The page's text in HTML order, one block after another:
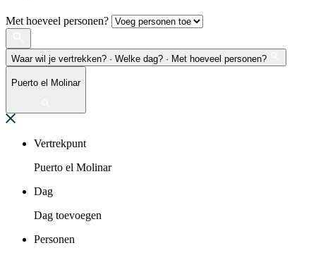
Met hoeveel personen?
Waar wil je vertrekken? · Welke dag? · Met hoeveel personen?
Puerto el Molinar
Vertrekpunt
Puerto el Molinar
Dag
Dag toevoegen
Personen